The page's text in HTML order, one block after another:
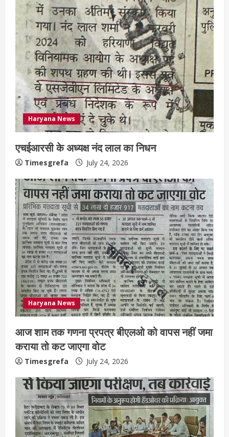
Haryana News
एचईआरसी के अध्यक्ष नंद लाल का निधन
Timesgrefa July 24, 2026
Haryana News
आज शाम तक गणना प्रपत्र बीएलओ को वापस नहीं जमा
कराया तो कट जाएगा वोट
Timesgrefa July 24, 2026